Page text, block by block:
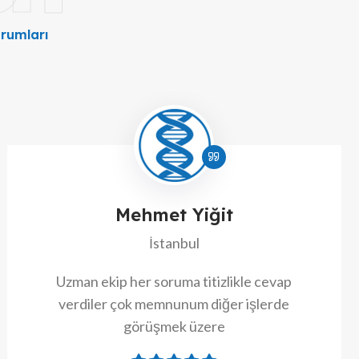
Mehmet Yiğit
İstanbul
Uzman ekip her soruma titizlikle cevap
verdiler çok memnunum diğer işlerde
görüşmek üzere